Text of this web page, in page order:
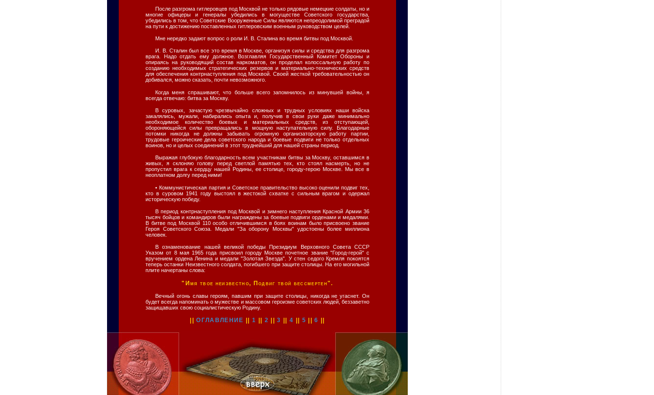
После разгрома гитлеровцев под Москвой не только рядовые немецкие солдаты, но и
многие офицеры и генералы убедились в могуществе Советского государства,
убедились в том, что Советские Вооруженные Силы являются непреодолимой преградой
на пути к достижению поставленных гитлеровским военным руководством целей.
Мне нередко задают вопрос о роли И. В. Сталина во время битвы под Москвой.
И. В. Сталин был все это время в Москве, организуя силы и средства для разгрома
врага. Надо отдать ему должное. Возглавляя Государственный Комитет Обороны и
опираясь на руководящий состав наркоматов, он проделал колоссальную работу по
созданию необходимых стратегических резервов и материально-технических средств
для обеспечения контрнаступления под Москвой. Своей жесткой требовательностью он
добивался, можно сказать, почти невозможного.
Когда меня спрашивают, что больше всего запомнилось из минувшей войны, я
всегда отвечаю: битва за Москву.
В суровых, зачастую чрезвычайно сложных и трудных условиях наши войска
закалялись, мужали, набирались опыта и, получив в свои руки даже минимально
необходимое количество боевых и материальных средств, из отступающей,
обороняющейся силы превращались в мощную наступательную силу. Благодарные
потомки никогда не должны забывать огромную организаторскую работу партии,
трудовые героические дела советского народа и боевые подвиги не только отдельных
воинов, но и целых соединений в этот труднейший для нашей страны период.
Выражая глубокую благодарность всем участникам битвы за Москву, оставшимся в
живых, я склоняю голову перед светлой памятью тех, кто стоял насмерть, но не
пропустил врага к сердцу нашей Родины, ее столице, городу-герою Москве. Мы все в
неоплатном долгу перед ними!
• Коммунистическая партия и Советское правительство высоко оценили подвиг тех,
кто в суровом 1941 году выстоял в жестокой схватке с сильным врагом и одержал
историческую победу.
В период контрнаступления под Москвой и зимнего наступления Красной Армии 36
тысяч бойцов и командиров были награждены за боевые подвиги орденами и медалями.
В битве под Москвой 110 особо отличившимся в боях воинам было присвоено звание
Героя Советского Союза. Медали "За оборону Москвы" удостоены более миллиона
человек.
В ознаменование нашей великой победы Президиум Верховного Совета СССР
Указом от 8 мая 1965 года присвоил городу Москве почетное звание "Город-герой" с
вручением ордена Ленина и медали "Золотая Звезда". У стен седого Кремля покоятся
теперь останки Неизвестного солдата, погибшего при защите столицы. На его могильной
плите начертаны слова:
"Имя твое неизвестно, Подвиг твой бессмертен".
Вечный огонь славы героям, павшим при защите столицы, никогда не угаснет. Он
будет всегда напоминать о мужестве и массовом героизме советских людей, беззаветно
защищавших свою социалистическую Родину.
||ОГЛАВЛЕНИЕ 1 2 ||3 ||4 5 ||6